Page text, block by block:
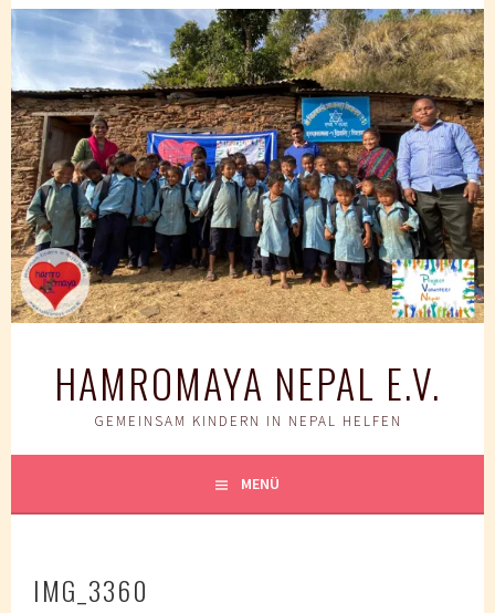
Springe
zum
HAMROMAYA NEPAL E.V.
GEMEINSAM KINDERN IN NEPAL HELFEN
MENÜ
IMG_3360